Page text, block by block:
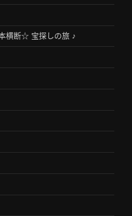
横断☆ 宝探しの旅 ♪